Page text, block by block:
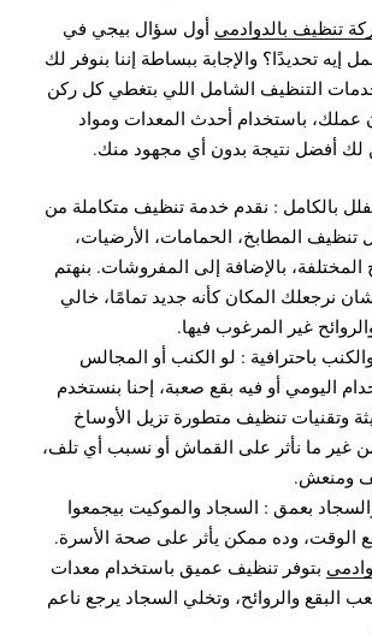
تنظيف بالدوادمي أول سؤال بيجي في
إيه تحديدًا؟ والإجابة ببساطة إننا بنوفر لك
التنظيف الشامل اللي بتغطي كل ركن
عملك، باستخدام أحدث المعدات ومواد
أفضل نتيجة بدون أي مجهود منك.
بالكامل : نقدم خدمة تنظيف متكاملة من
تنظيف المطابخ، الحمامات، الأرضيات،
بالإضافة إلى المفروشات. بنهتم
نرجعلك المكان كأنه جديد تمامًا، خالي
غير المرغوب فيها.
باحترافية : لو الكنب أو المجالس
اليومي أو فيه بقع صعبة، إحنا بنستخدم
وتقنيات تنظيف متطورة تزيل الأوساخ
غير ما نأثر على القماش أو نسبب أي تلف،
ومنعش.
بعمق : السجاد والموكيت بيجمعوا
الوقت، وده ممكن يأثر على صحة الأسرة.
بتوفر تنظيف عميق باستخدام معدات
البقع والروائح، وتخلي السجاد يرجع ناعم